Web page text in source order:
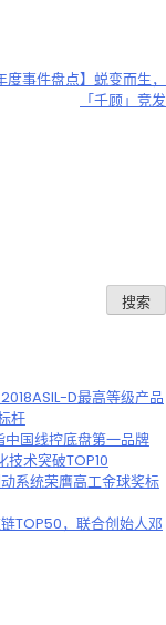
度事件盘点】蜕变而生，
「千顾」竞发
搜索
D最高等级产品
杆
国线控底盘第一品牌
技术突破TOP10
系统荣膺高工金球奖标
TOP50，联合创始人邓